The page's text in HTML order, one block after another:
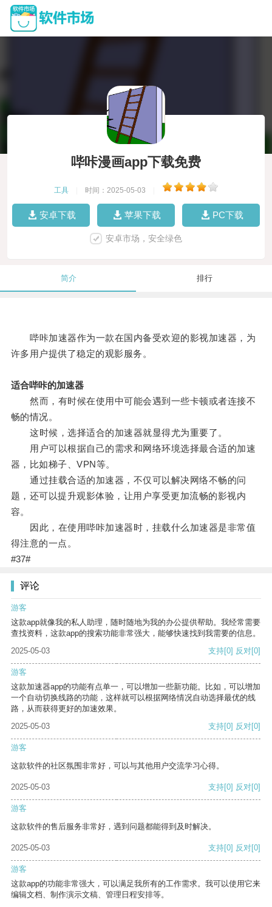
哔咔漫画app下载免费
工具 时间：2025-05-03
安卓下载 苹果下载 PC下载
安卓市场，安全绿色
简介 排行
哔咔加速器作为一款在国内备受欢迎的影视加速器，为
许多用户提供了稳定的观影服务。
适合哔咔的加速器
然而，有时候在使用中可能会遇到一些卡顿或者连接不
畅的情况。
这时候，选择适合的加速器就显得尤为重要了。
用户可以根据自己的需求和网络环境选择最合适的加速
器，比如梯子、VPN等。
通过挂载合适的加速器，不仅可以解决网络不畅的问
题，还可以提升观影体验，让用户享受更加流畅的影视内
容。
因此，在使用哔咔加速器时，挂载什么加速器是非常值
得注意的一点。
#37#
评论
游客
这款app就像我的私人助理，随时随地为我的办公提供帮助。我经常需要
查找资料，这款app的搜索功能非常强大，能够快速找到我需要的信息。
2025-05-03
支持[0] 反对[0]
游客
这款加速器app的功能有点单一，可以增加一些新功能。比如，可以增加
一个自动切换线路的功能，这样就可以根据网络情况自动选择最优的线
路，从而获得更好的加速效果。
2025-05-03
支持[0] 反对[0]
游客
这款软件的社区氛围非常好，可以与其他用户交流学习心得。
2025-05-03 支持[0] 反对[0]
游客
这款软件的售后服务非常好，遇到问题都能得到及时解决。
2025-05-03 支持[0] 反对[0]
游客
这款app的功能非常强大，可以满足我所有的工作需求。我可以使用它来
编辑文档、制作演示文稿、管理日程安排等。